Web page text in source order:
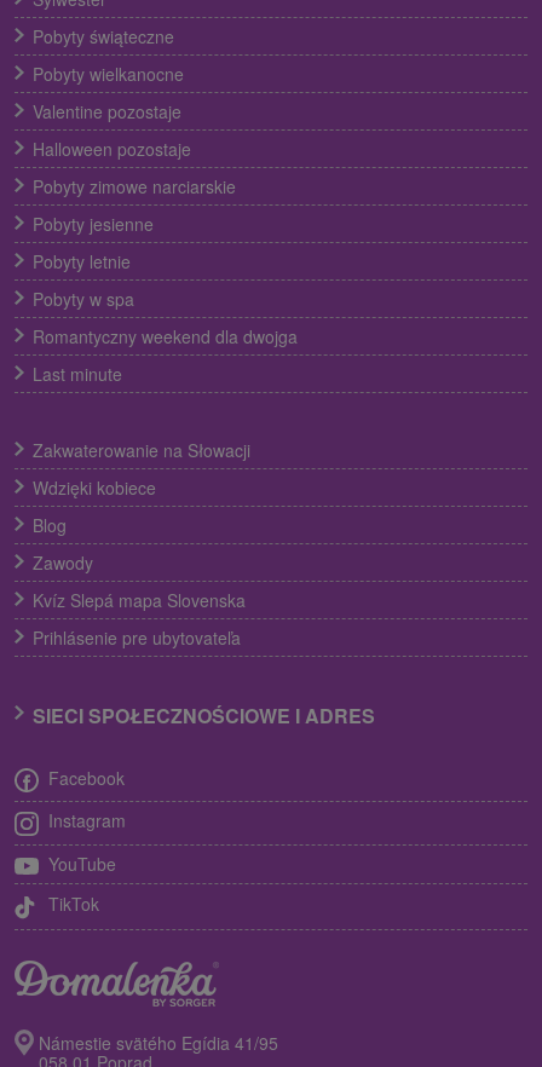
Pobyty świąteczne
Pobyty wielkanocne
Valentine pozostaje
Halloween pozostaje
Pobyty zimowe narciarskie
Pobyty jesienne
Pobyty letnie
Pobyty w spa
Romantyczny weekend dla dwojga
Last minute
Zakwaterowanie na Słowacji
Wdzięki kobiece
Blog
Zawody
Kvíz Slepá mapa Slovenska
Prihlásenie pre ubytovateľa
SIECI SPOŁECZNOŚCIOWE I ADRES
Facebook
Instagram
YouTube
TikTok
Námestie svätého Egídia 41/95
058 01 Poprad